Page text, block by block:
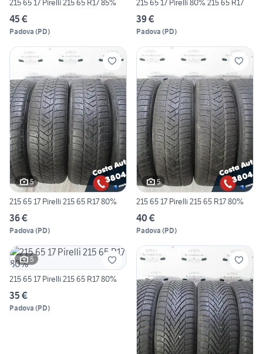
215 65 17 Pirelli 215 65 R17 85%
45 €
Padova (PD)
215 65 17 Pirelli 80% 215 65 R17
39 €
Padova (PD)
5
215 65 17 Pirelli 215 65 R17 80%
36 €
Padova (PD)
5
215 65 17 Pirelli 215 65 R17 80%
40 €
Padova (PD)
5
215 65 17 Pirelli 215 65 R17 80%
35 €
Padova (PD)